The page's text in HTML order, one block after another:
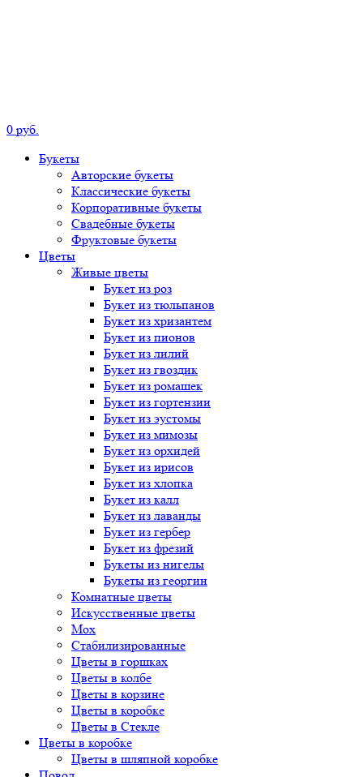
0 руб.
Букеты
Авторские букеты
Классические букеты
Корпоративные букеты
Свадебные букеты
Фруктовые букеты
Цветы
Живые цветы
Букет из роз
Букет из тюльпанов
Букет из хризантем
Букет из пионов
Букет из лилий
Букет из гвоздик
Букет из ромашек
Букет из гортензии
Букет из эустомы
Букет из мимозы
Букет из орхидей
Букет из ирисов
Букет из хлопка
Букет из калл
Букет из лаванды
Букет из гербер
Букет из фрезий
Букеты из нигелы
Букеты из георгин
Комнатные цветы
Искусственные цветы
Мох
Стабилизированные
Цветы в горшках
Цветы в колбе
Цветы в корзине
Цветы в коробке
Цветы в Стекле
Цветы в коробке
Цветы в шляпной коробке